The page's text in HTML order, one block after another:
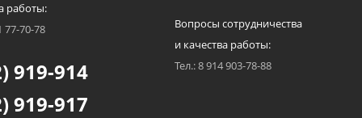
работы:
77-70-78
919-914
919-917
Вопросы сотрудничества
и качества работы:
Тел.: 8 914 903-78-88